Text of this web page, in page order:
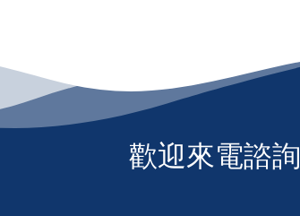
歡迎來電諮詢